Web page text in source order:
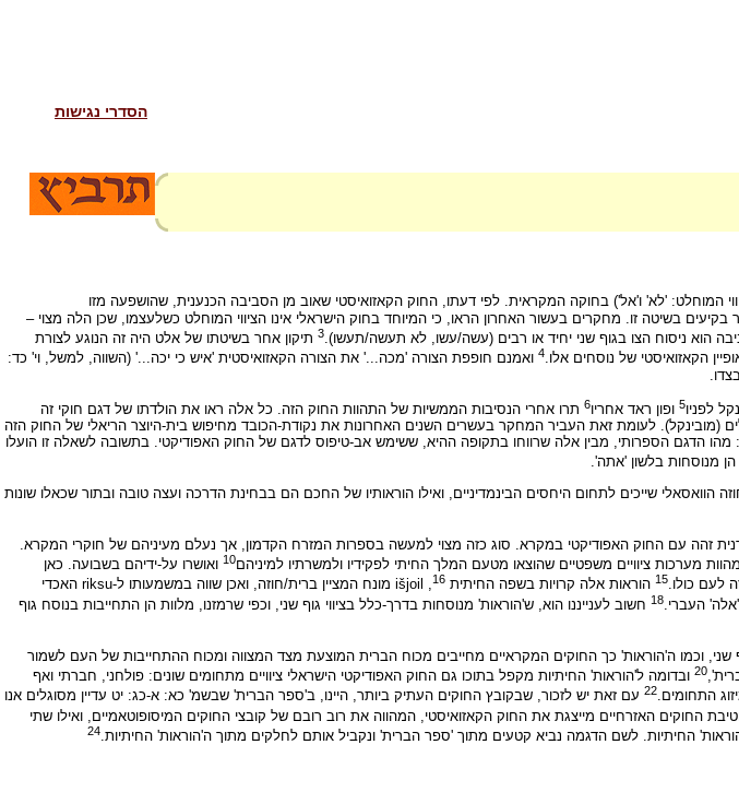
הסדרי נגישות
המוחלט: 'לא' ו'אל') בחוקה המקראית. לפי דעתו, החוק הקאזואיסטי שאוב מן הסביבה הכנענית, שהושפעה מזו
בשיטה זו. מחקרים בעשור האחרון הראו, כי המיוחד בחוק הישראלי אינו הציווי המוחלט כשלעצמו, שכן הלה מצוי –
הוא ניסוח הצו בגוף שני יחיד או רבים (עשה/עשו, לא תעשה/תעשו).3 תיקון אחר בשיטתו של אלט היה זה הנוגע לצורת
הקאזואיסטי של נוסחים אלו.4 ואמנם חופפת הצורה 'מכה...' את הצורה הקאזואיסטית 'איש כי יכה...' (השווה, למשל, וי' כד:
5 ופון ראד אחריו6 תרו אחרי הנסיבות הממשיות של התהוות החוק הזה. כל אלה ראו את הולדתו של דגם חוקי זה
(מובינקל). לעומת זאת העביר המחקר בעשרים השנים האחרונות את נקודת-הכובד מחיפוש בית-היוצר הריאלי של החוק הזה
הדגם הספרותי, מבין אלה שרווחו בתקופה ההיא, ששימש אב-טיפוס לדגם של החוק האפודיקטי. בתשובה לשאלה זו הועלו
מנוסחות בלשון 'אתה'.
שייכים לתחום היחסים הבינמדיניים, ואילו הוראותיו של החכם הם בבחינת הדרכה ועצה טובה ובתור שכאלו שונות
זהה עם החוק האפודיקטי במקרא. סוג כזה מצוי למעשה בספרות המזרח הקדמון, אך נעלם מעיניהם של חוקרי המקרא.
מערכות ציוויים משפטיים שהוצאו מטעם המלך החיתי לפקידיו ולמשרתיו למיניהם10 ואושרו על-ידיהם בשבועה. כאן
לעם כולו.15 הוראות אלה קרויות בשפה החיתית išjoil ,16
מונח המציין ברית/חוזה, ואכן שווה במשמעותו ל-riksu האכדי
18 חשוב לענייננו הוא, ש'הוראות' מנוסחות בדרך-כלל בציווי גוף שני, וכפי שרמזנו, מלוות הן התחייבות בנוסח גוף
שני, וכמו ה'הוראות' כך החוקים המקראיים מחייבים מכוח הברית המוצעת מצד המצווה ומכוח ההתחייבות של העם לשמור
20 ובדומה ל'הוראות' החיתיות מקפל בתוכו גם החוק האפודיקטי הישראלי ציוויים מתחומים שונים: פולחני, חברתי ואף
התחומים.22 עם זאת יש לזכור, שבקובץ החוקים העתיק ביותר, היינו, ב'ספר הברית' שבשמ' כא: א-כג: יט עדיין מסוגלים אנו
החוקים האזרחיים מייצגת את החוק הקאזואיסטי, המהווה את רוב רובם של קובצי החוקים המיסופוטאמיים, ואילו שתי
החיתיות. לשם הדגמה נביא קטעים מתוך 'ספר הברית' ונקביל אותם לחלקים מתוך ה'הוראות' החיתיות.24